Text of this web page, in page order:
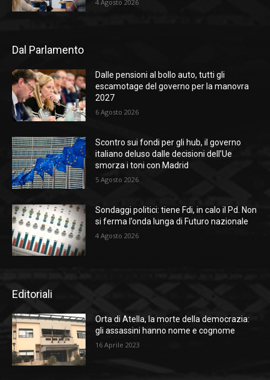
4 Agosto 2026
Dal Parlamento
Dalle pensioni al bollo auto, tutti gli
escamotage del governo per la manovra
2027
6 Agosto 2026
Scontro sui fondi per gli hub, il governo
italiano deluso dalle decisioni dell’Ue
smorza i toni con Madrid
5 Agosto 2026
Sondaggi politici: tiene Fdi, in calo il Pd. Non
si ferma l’onda lunga di Futuro nazionale
4 Agosto 2026
Editoriali
Orta di Atella, la morte della democrazia:
gli assassini hanno nome e cognome
16 Aprile 2023